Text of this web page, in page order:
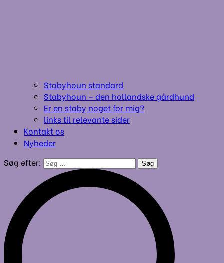
Stabyhoun standard
Stabyhoun – den hollandske gårdhund
Er en staby noget for mig?
links til relevante sider
Kontakt os
Nyheder
Søg efter: